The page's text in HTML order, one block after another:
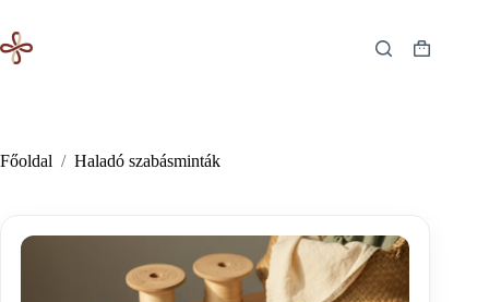
content
Shopping
Főoldal / Haladó szabásminták